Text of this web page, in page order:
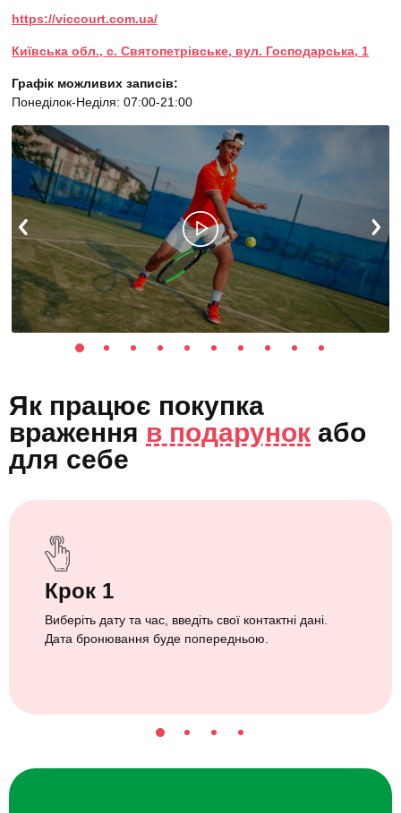
https://viccourt.com.ua/
Київська обл., с. Святопетрівське, вул. Господарська, 1
Графік можливих записів:
Понеділок-Неділя: 07:00-21:00
Як працює покупка
враження в подарунок або
для себе
Крок 1
Виберіть дату та час, введіть свої контактні дані.
Дата бронювання буде попередньою.